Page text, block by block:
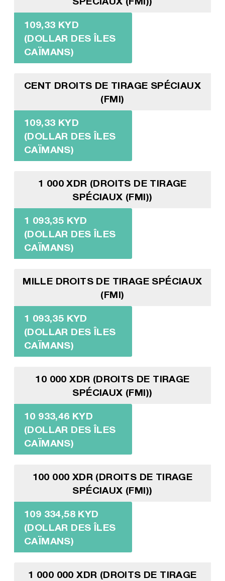
109,33 KYD
(DOLLAR DES ÎLES
CAÏMANS)
CENT DROITS DE TIRAGE SPÉCIAUX
(FMI)
109,33 KYD
(DOLLAR DES ÎLES
CAÏMANS)
1 000 XDR (DROITS DE TIRAGE
SPÉCIAUX (FMI))
1 093,35 KYD
(DOLLAR DES ÎLES
CAÏMANS)
MILLE DROITS DE TIRAGE SPÉCIAUX
(FMI)
1 093,35 KYD
(DOLLAR DES ÎLES
CAÏMANS)
10 000 XDR (DROITS DE TIRAGE
SPÉCIAUX (FMI))
10 933,46 KYD
(DOLLAR DES ÎLES
CAÏMANS)
100 000 XDR (DROITS DE TIRAGE
SPÉCIAUX (FMI))
109 334,58 KYD
(DOLLAR DES ÎLES
CAÏMANS)
1 000 000 XDR (DROITS DE TIRAGE